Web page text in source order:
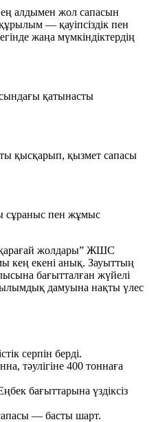
алдымен жол сапасын
— қауіпсіздік пен
жаңа мүмкіндіктердің
қатынасты
қысқарып, қызмет сапасы
сұраныс пен жұмыс
жолдары” ЖШС
кең екені анық. Зауыттың
бағытталған жүйелі
дамуына нақты үлес
серпін берді.
тәулігіне 400 тоннаға
бағыттарына үздіксіз
— басты шарт.